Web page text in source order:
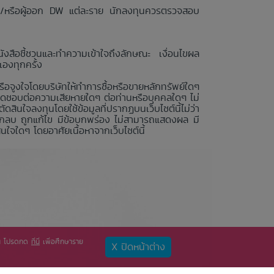
หรือผู้ออก DW แต่ละราย นักลงทุนควรตรวจสอบ
ชี้ชวนและทำความเข้าใจถึงลักษณะ เงื่อนไขผล
องทุกครั้ง
งใจโดยบริษัทให้ทำการซื้อหรือขายหลักทรัพย์ใดๆ
อบต่อความเสียหายใดๆ ต่อท่านหรือบุคคลใดๆ ไม่
นใจลงทุนโดยใช้ข้อมูลที่ปรากฏบนเว็บไซต์นี้ไม่ว่า
ลบ ถูกแก้ไข มีข้อบกพร่อง ไม่สามารถแสดงผล มี
ใดๆ โดยอาศัยเนื้อหาจากเว็บไซต์นี้
โปรดกด ที่นี่ เพื่อศึกษาราย X ปิดหน้าต่าง